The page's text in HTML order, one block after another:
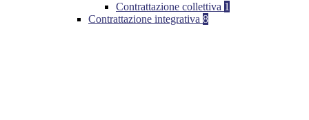
Contrattazione collettiva 1
Contrattazione integrativa 8